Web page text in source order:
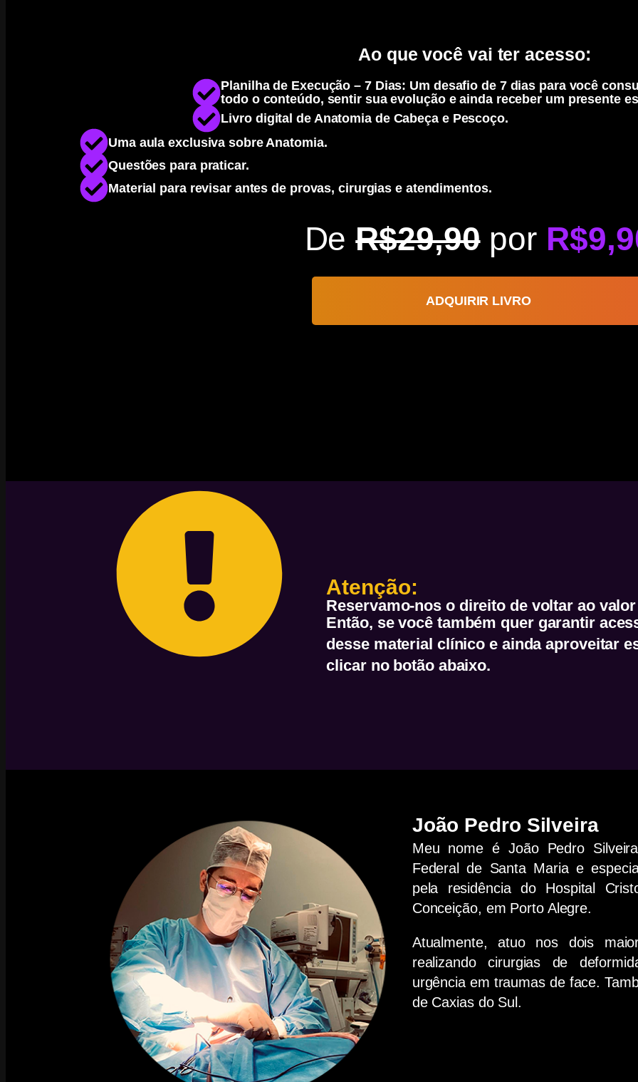
Ao que você vai ter acesso:
Planilha de Execução – 7 Dias: Um desafio de 7 dias para você
todo o conteúdo, sentir sua evolução e ainda receber um presente
Livro digital de Anatomia de Cabeça e Pescoço.
Uma aula exclusiva sobre Anatomia.
Questões para praticar.
Material para revisar antes de provas, cirurgias e atendimentos.
DeR$29,90 por
ADQUIRIR LIVRO
Atenção:
Reservamo-nos o direito de voltar ao
Então, se você também quer garantir
desse material clínico e ainda aproveitar
clicar no botão abaixo.
João Pedro Silveira
Meu nome é João Pedro
Federal de Santa Maria e
pela residência do Hospital
Conceição, em Porto Alegre.
Atualmente, atuo nos dois
realizando cirurgias de
urgência em traumas de face.
de Caxias do Sul.